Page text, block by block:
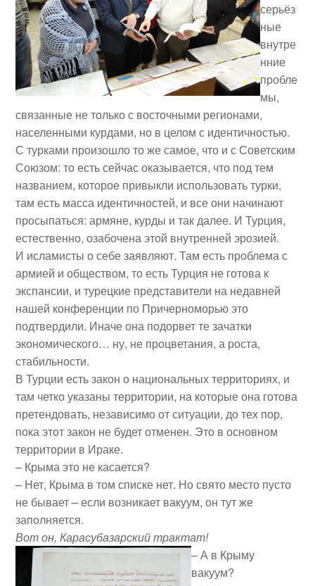
серьёз
ные
внутре
нние
пробле
мы,
связанные не только с восточными регионами,
населенными курдами, но в целом с идентичностью.
С турками произошло то же самое, что и с Советским
Союзом: то есть сейчас оказывается, что под тем
названием, которое привыкли использовать турки,
там есть масса идентичностей, и все они начинают
просыпаться: армяне, курды и так далее. И Турция,
естественно, озабочена этой внутренней эрозией.
И исламисты о себе заявляют. Там есть проблема с
армией и обществом, то есть Турция не готова к
экспансии, и турецкие представители на недавней
нашей конференции по Причерноморью это
подтвердили. Иначе она подорвет те зачатки
экономического… ну, не процветания, а роста,
стабильности.
В Турции есть закон о национальных территориях, и
там четко указаны территории, на которые она готова
претендовать, независимо от ситуации, до тех пор,
пока этот закон не будет отменен. Это в основном
территории в Ираке.
– Крыма это не касается?
– Нет, Крыма в том списке нет. Но свято место пусто
не бывает – если возникает вакуум, он тут же
заполняется.
Вот он, Карасубазарский трактат!
– А в Крыму
вакуум?